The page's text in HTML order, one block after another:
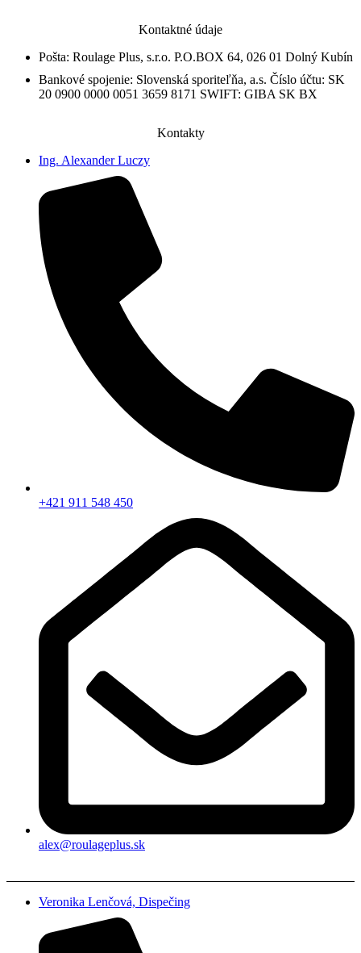
Kontaktné údaje
Pošta: Roulage Plus, s.r.o. P.O.BOX 64, 026 01 Dolný Kubín
Bankové spojenie: Slovenská sporiteľňa, a.s. Číslo účtu: SK
20 0900 0000 0051 3659 8171 SWIFT: GIBA SK BX
Kontakty
Ing. Alexander Luczy
+421 911 548 450
alex@roulageplus.sk
Veronika Lenčová, Dispečing